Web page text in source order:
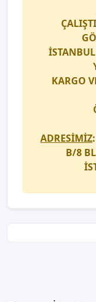
KARGO
ADRESİMİZ
B/8